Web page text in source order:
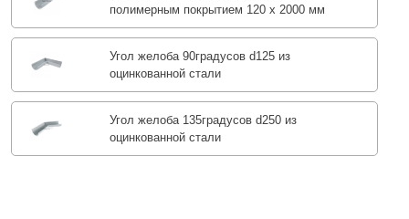
полимерным покрытием 120 х 2000 мм
Угол желоба 90градусов d125 из
оцинкованной стали
Угол желоба 135градусов d250 из
оцинкованной стали